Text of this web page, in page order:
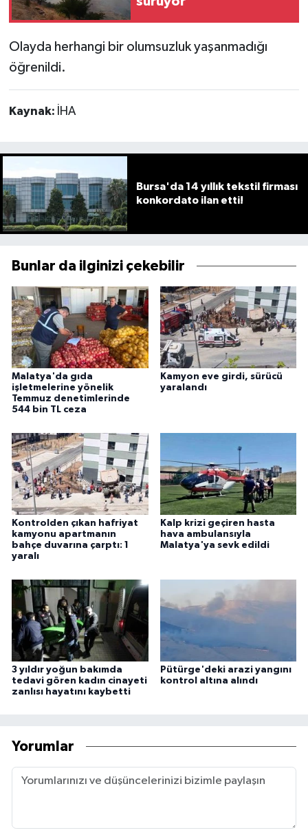
Olayda herhangi bir olumsuzluk yaşanmadığı
öğrenildi.
Kaynak: İHA
Bursa'da 14 yıllık tekstil firması
konkordato ilan etti!
Bunlar da ilginizi çekebilir
Malatya'da gıda
işletmelerine yönelik
Temmuz denetimlerinde
544 bin TL ceza
Kamyon eve girdi, sürücü
yaralandı
Kontrolden çıkan hafriyat
kamyonu apartmanın
bahçe duvarına çarptı: 1
yaralı
Kalp krizi geçiren hasta
hava ambulansıyla
Malatya'ya sevk edildi
3 yıldır yoğun bakımda
tedavi gören kadın cinayeti
zanlısı hayatını kaybetti
Pütürge'deki arazi yangını
kontrol altına alındı
Yorumlar